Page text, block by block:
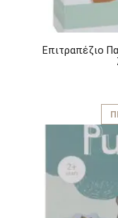
Επιτραπέζιο